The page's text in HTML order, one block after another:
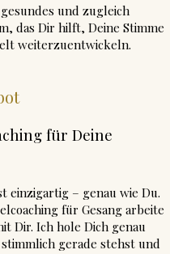
und zugleich
das Dir hilft, Deine Stimme
weiterzuentwickeln.
für Deine
einzigartig – genau wie Du.
für Gesang arbeite
Dir. Ich hole Dich genau
gerade stehst und